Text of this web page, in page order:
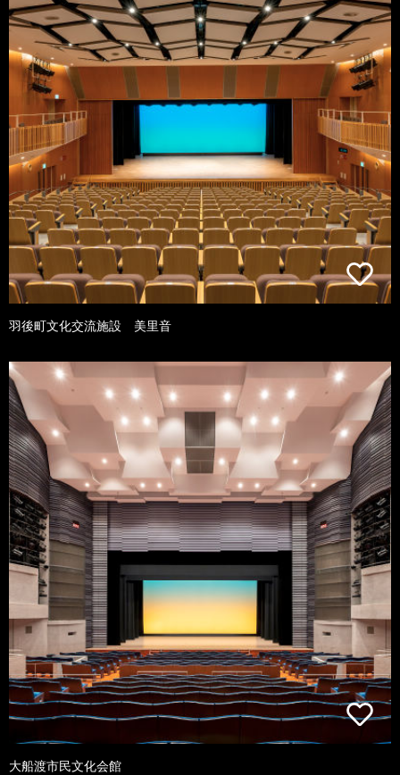
羽後町文化交流施設 美里音
大船渡市民文化会館